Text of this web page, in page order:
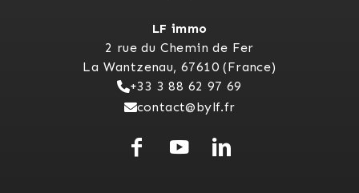
LF immo
2 rue du Chemin de Fer
La Wantzenau, 67610 (France)
+33 3 88 62 97 69
contact@bylf.fr